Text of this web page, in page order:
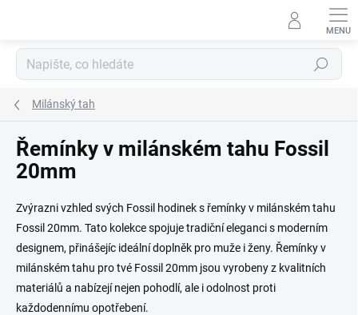
Hledat
Milánský tah
Řemínky v milánském tahu Fossil
20mm
Zvýrazni vzhled svých Fossil hodinek s řemínky v milánském tahu
Fossil 20mm. Tato kolekce spojuje tradiční eleganci s moderním
designem, přinášejíc ideální doplněk pro muže i ženy. Řemínky v
milánském tahu pro tvé Fossil 20mm jsou vyrobeny z kvalitních
materiálů a nabízejí nejen pohodlí, ale i odolnost proti
každodennímu opotřebení.